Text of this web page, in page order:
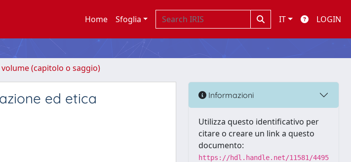
Home Sfoglia IT LOGIN
(capitolo o saggio)
ed etica
Informazioni
Utilizza questo identificativo per
citare o creare un link a questo
documento:
https://hdl.handle.net/11581/4495